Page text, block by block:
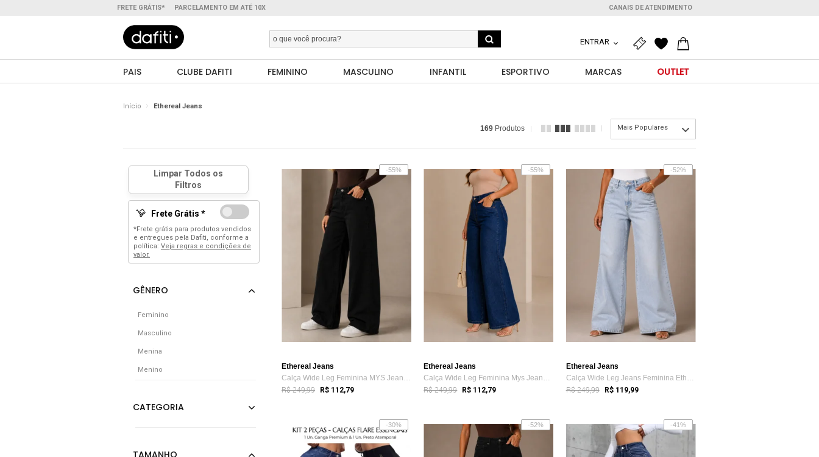
FRETE GRÁTIS* PARCELAMENTO EM ATÉ 10X CANAIS DE ATENDIMENTO
ENTRAR
PAIS CLUBE DAFITI FEMININO MASCULINO INFANTIL ESPORTIVO MARCAS OUTLET
Início Ethereal Jeans
169 Produtos Mais Populares
Frete Grátis *
*Frete grátis para produtos vendidos
e entregues pela Dafiti, conforme a
política: Veja regras e condições de
valor.
Feminino
Masculino
Menina
Menino
-55%
Ethereal Jeans
Calça Wide Leg Feminina MYS Jeans Preta ...
R$ 249,99 R$ 112,79
-55%
Ethereal Jeans
Calça Wide Leg Feminina Mys Jeans Escura...
R$ 249,99 R$ 112,79
-52%
Ethereal Jeans
Calça Wide Leg Jeans Feminina Ethereal D...
R$ 249,99 R$ 119,99
-30% -52% -41%